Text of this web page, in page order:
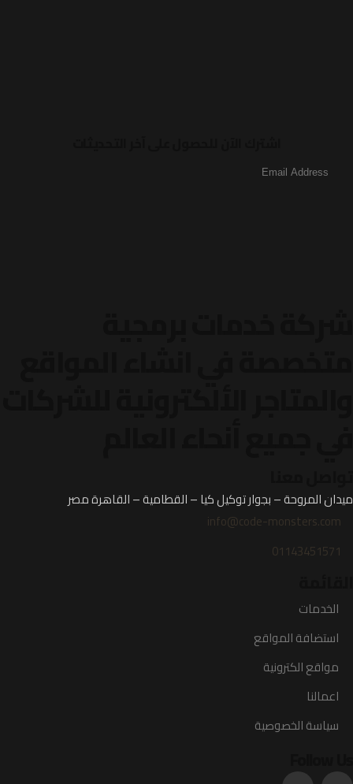
ميدان المروحة – بجوار توكيل كيا – القطامية – القاهرة مصر
info@code-monsters.com
01143451571
الخدمات
استضافة المواقع
مواقع الكترونية
اعمالنا
سياسة الخصوصية